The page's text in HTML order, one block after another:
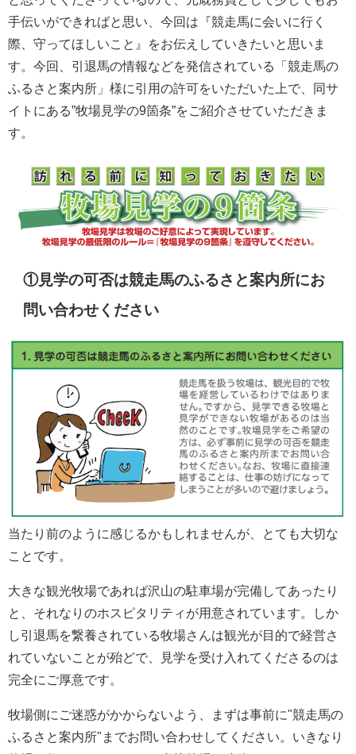
手伝いができればと思い、今回は『競走馬に会いに行く
際、守ってほしいこと』をお伝えしていきたいと思いま
す。今回、引退馬の情報などを発信されている「競走馬の
ふるさと案内所」様に引用の許可をいただいた上で、同サ
イトにある”牧場見学の9箇条”をご紹介させていただきま
す。
①見学の可否は競走馬のふるさと案内所にお
問い合わせください
当たり前のように感じるかもしれませんが、とても大切な
ことです。
大きな観光牧場であれば沢山の駐車場が完備してあったり
と、それなりのホスピタリティが用意されています。しか
し引退馬を繋養されている牧場さんは観光が目的で経営さ
れていないことが殆どで、見学を受け入れてくださるのは
完全にご厚意です。
牧場側にご迷惑がかからないよう、まずは事前に"競走馬の
ふるさと案内所"までお問い合わせしてください。いきなり